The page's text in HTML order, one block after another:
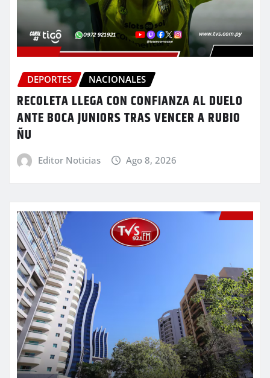
DEPORTES NACIONALES
RECOLETA LLEGA CON CONFIANZA AL DUELO
ANTE BOCA JUNIORS TRAS VENCER A RUBIO
ÑU
Editor Noticias Ago 8, 2026